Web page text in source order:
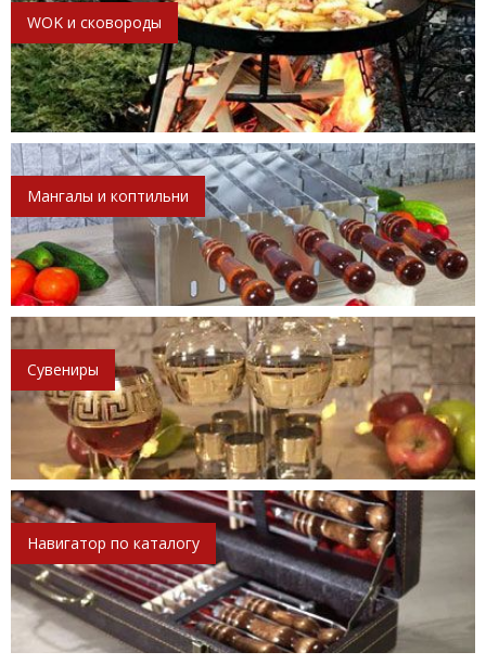
WOK и сковороды
Мангалы и коптильни
Сувениры
Навигатор по каталогу